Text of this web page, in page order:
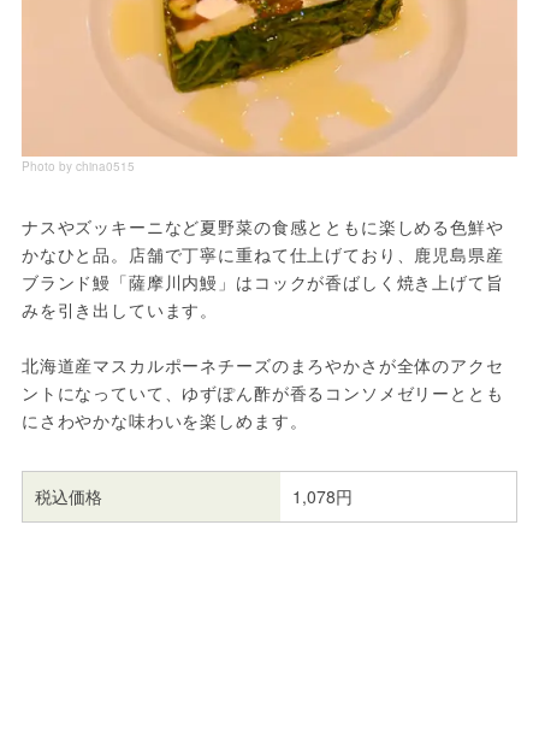
Photo by china0515
ナスやズッキーニなど夏野菜の食感とともに楽しめる色鮮や
かなひと品。店舗で丁寧に重ねて仕上げており、鹿児島県産
ブランド鰻「薩摩川内鰻」はコックが香ばしく焼き上げて旨
みを引き出しています。
北海道産マスカルポーネチーズのまろやかさが全体のアクセ
ントになっていて、ゆずぽん酢が香るコンソメゼリーととも
にさわやかな味わいを楽しめます。
税込価格 1,078円